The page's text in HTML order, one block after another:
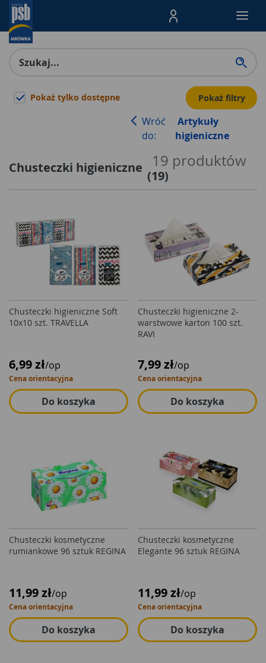
Menu Produktów,
Pokaż tylko dostępne Pokaż filtry
Wróć
do:
Artykuły
higieniczne
Chusteczki higieniczne 19 produktów
(19)
Chusteczki higieniczne Soft
10x10 szt. TRAVELLA
6,99 zł/op
Cena orientacyjna
Do koszyka
Chusteczki higieniczne 2-
warstwowe karton 100 szt.
RAVI
7,99 zł/op
Cena orientacyjna
Do koszyka
Chusteczki kosmetyczne
rumiankowe 96 sztuk REGINA
11,99 zł/op
Cena orientacyjna
Do koszyka
Chusteczki kosmetyczne
Elegante 96 sztuk REGINA
11,99 zł/op
Cena orientacyjna
Do koszyka